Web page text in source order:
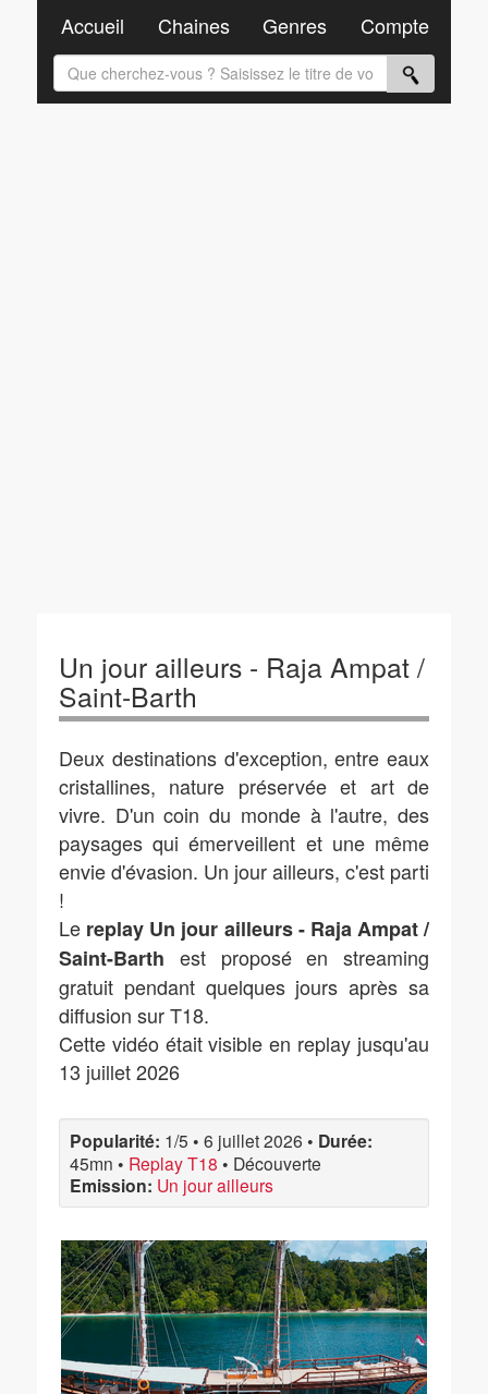
Un jour ailleurs - Raja Ampat /
Saint-Barth
Deux destinations d'exception, entre eaux
cristallines, nature préservée et art de
vivre. D'un coin du monde à l'autre, des
paysages qui émerveillent et une même
envie d'évasion. Un jour ailleurs, c'est parti
!
Le replay Un jour ailleurs - Raja Ampat /
Saint-Barth est proposé en streaming
gratuit pendant quelques jours après sa
diffusion sur T18.
Cette vidéo était visible en replay jusqu'au
13 juillet 2026
Popularité: 1/5 • 6 juillet 2026 • Durée:
45mn • Replay T18 • Découverte
Emission: Un jour ailleurs
Accueil Chaines Genres Compte